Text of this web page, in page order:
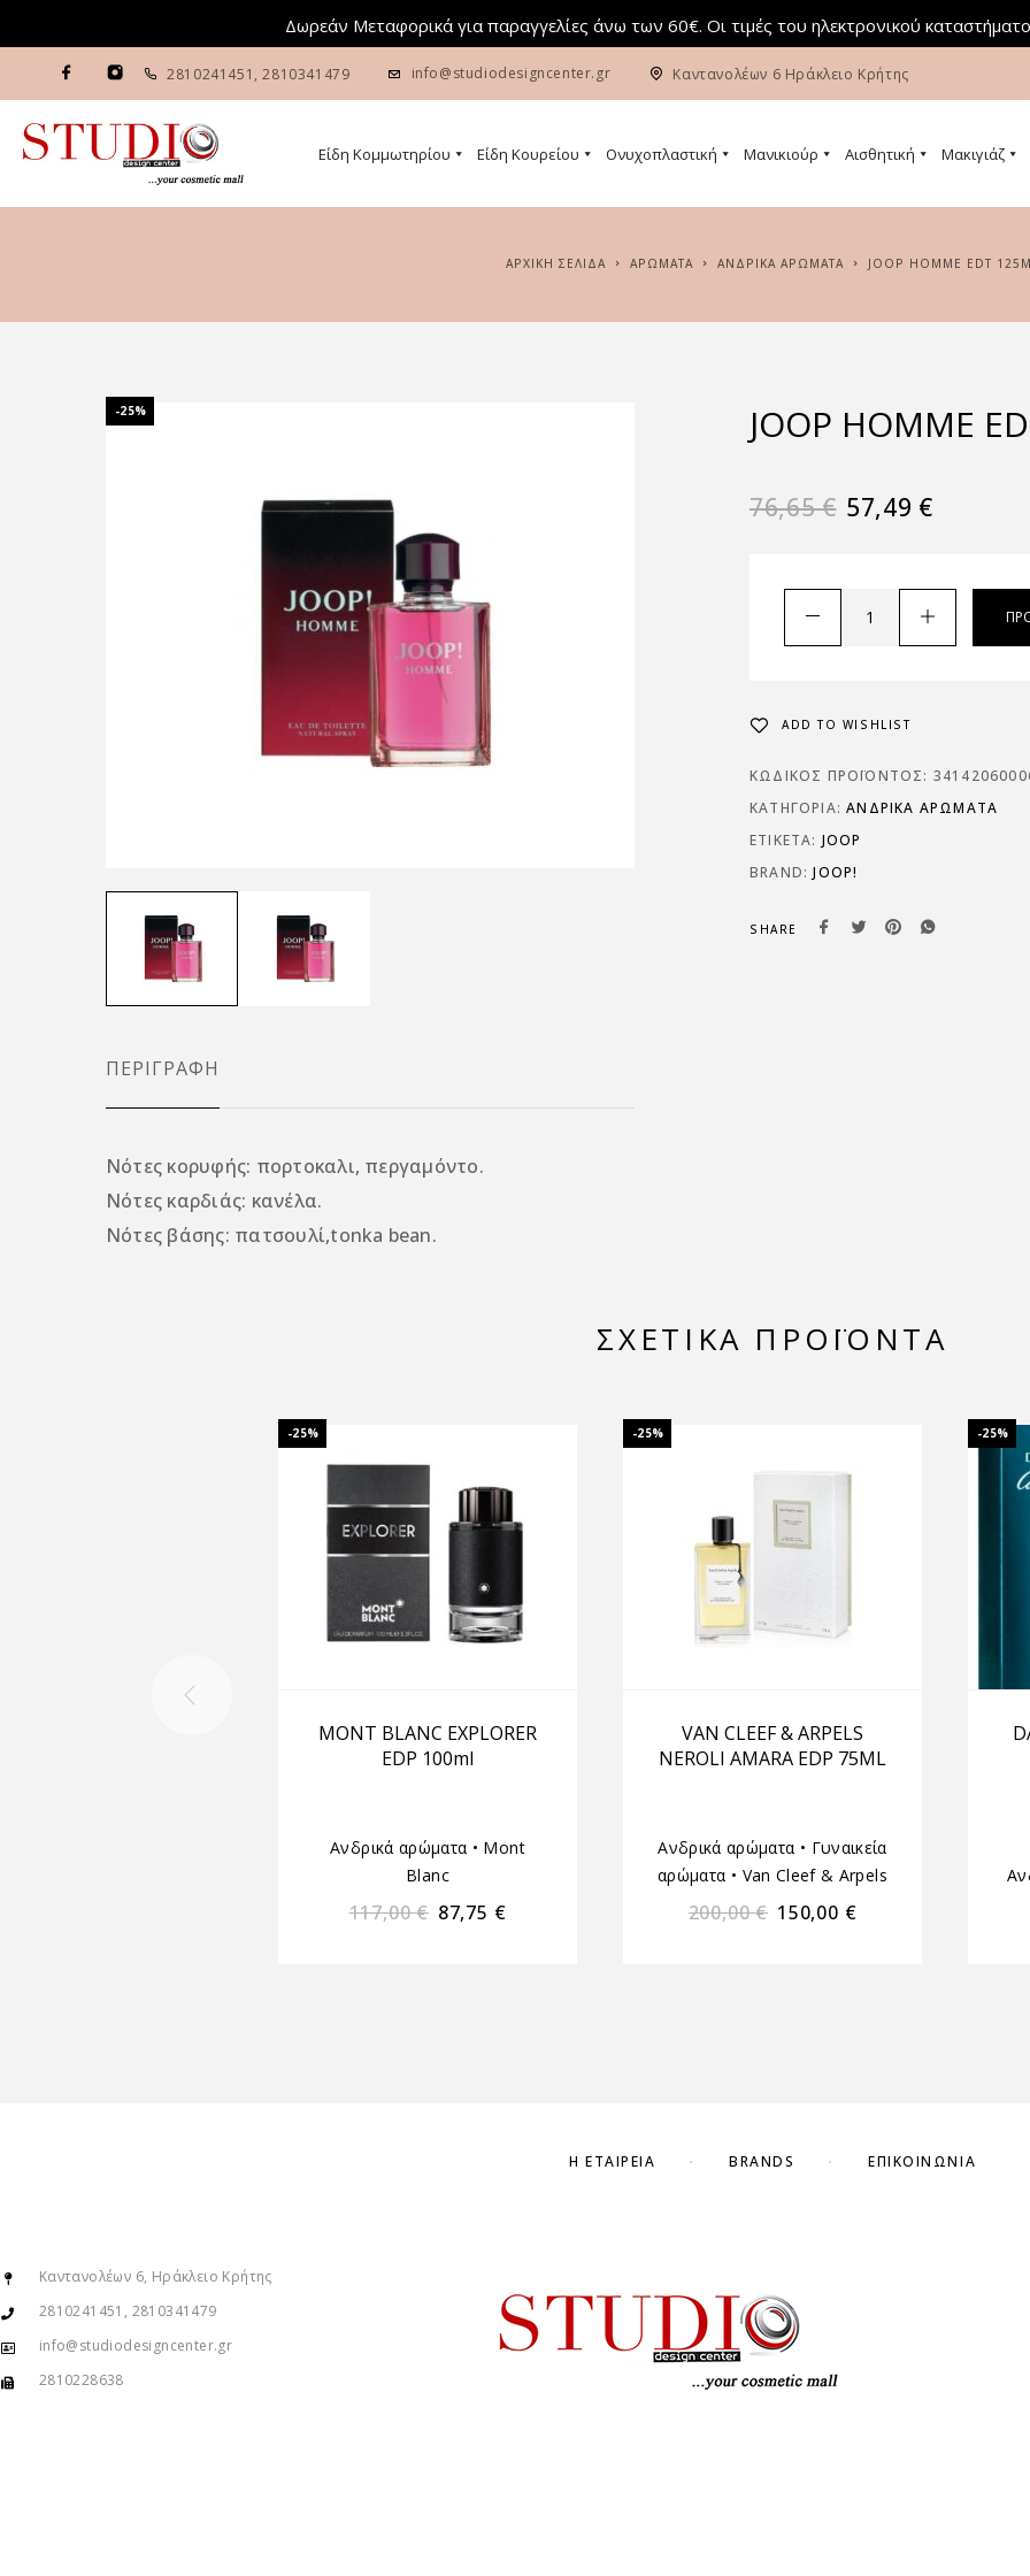
Δωρεάν Μεταφορικά για παραγγελίες άνω των 60€. Οι τιμές του ηλεκτρονικού
2810241451 , 2810341479 info@studiodesigncenter.gr Καντανολέων 6 Ηράκλειο Κρήτης
Είδη Κομμωτηρίου Είδη Κουρείου Ονυχοπλαστική Μανικιούρ Αισθητική Μακιγιάζ
ΑΡΧΙΚΉ ΣΕΛΊΔΑ ΑΡΏΜΑΤΑ ΑΝΔΡΙΚΆ ΑΡΏΜΑΤΑ JOOP HOMME EDT
-25%
ΠΕΡΙΓΡΑΦΉ
Νότες κορυφής: πορτοκαλι, περγαμόντο.
Νότες καρδιάς: κανέλα.
Νότες βάσης: πατσουλί,tonka bean.
JOOP HOMME
76,65€ 57,49 €
ADD TO WISHLIST
ΚΩΔΙΚΌΣ ΠΡΟΪΌΝΤΟΣ:
ΚΑΤΗΓΟΡΊΑ:ΑΝΔΡΙΚΆ ΑΡΏΜΑΤΑ
ΕΤΙΚΈΤΑ: JOOP
BRAND:JOOP!
SHARE
ΣΧΕΤΙΚΆ ΠΡΟΪΌΝΤΑ
-25%
MONT BLANC EXPLORER
EDP 100ml
Ανδρικά αρώματα • Mont
Blanc
117,00€ 87,75 €
-25%
VAN CLEEF & ARPELS
NEROLI AMARA EDP 75ML
Ανδρικά αρώματα • Γυναικεία
αρώματα • Van Cleef & Arpels
200,00€ 150,00 €
-25%
Η ΕΤΑΙΡΕΊΑ BRANDS ΕΠΙΚΟΙΝΩΝΊΑ
Καντανολέων 6, Ηράκλειο Κρήτης
2810241451, 2810341479
info@studiodesigncenter.gr
2810228638